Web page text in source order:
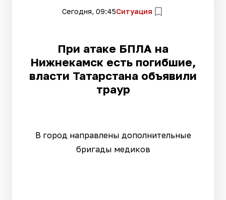
Сегодня, 09:45Ситуация
При атаке БПЛА на
Нижнекамск есть погибшие,
власти Татарстана объявили
траур
В город направлены дополнительные
бригады медиков